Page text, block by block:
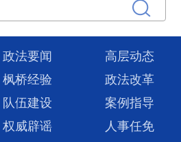
政法要闻
高层动态
枫桥经验
政法改革
队伍建设
案例指导
权威辟谣
人事任免